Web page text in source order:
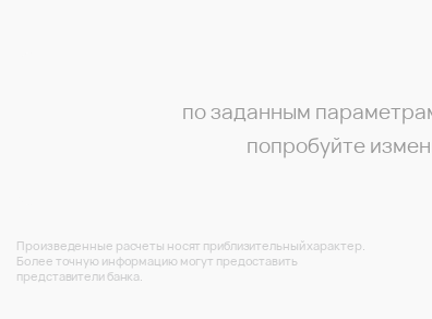
по заданным
попробуйте
Произведенные расчеты носят приблизительный характер.
Более точную информацию могут предоставить
представители банка.